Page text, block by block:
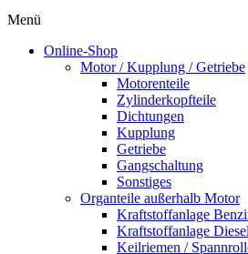
Menü
Online-Shop
Motor / Kupplung / Getriebe
Motorenteile
Zylinderkopfteile
Dichtungen
Kupplung
Getriebe
Gangschaltung
Sonstiges
Organteile außerhalb Motor
Kraftstoffanlage
Kraftstoffanlage Diesel
Keilriemen /